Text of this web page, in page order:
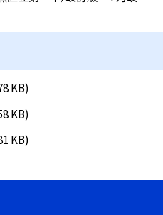
KB)
KB)
KB)